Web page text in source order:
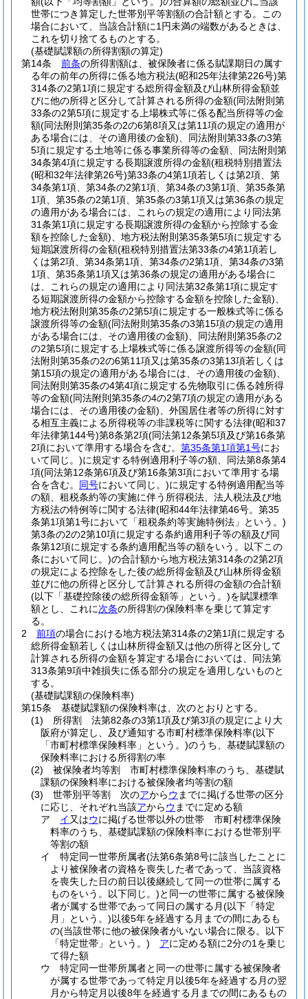
世帯につき算定した世帯別平等割額の合計額とする。
この
場合において、当該合計額に1円未満の端数があるときは、
これを切り捨てるものとする。
(基礎賦課額の所得割額の算定)
第14条
前条の所得割額は、被保険者に係る賦課期日の属す
る年の前年の所得に係る地方税法(昭和25年法律第226号)第
314条の2第1項に規定する総所得金額及び山林所得金額並
びに他の所得と区分して計算される所得の金額(同法附則第
33条の2第5項に規定する上場株式等に係る配当所得等の金
額(同法附則第35条の2の6第8項又は第11項の規定の適用が
ある場合には、その適用後の金額) 、同法附則第33条の3第
5項に規定する土地等に係る事業所得等の金額、同法附則第
34条第4項に規定する長期譲渡所得の金額(租税特別措置法
(昭和32年法律第26号)第33条の4第1項若しくは第2項、第
34条第1項、第34条の2第1項、第34条の3第1項、第35条第
1項、第35条の2第1項、第35条の3第1項又は第36条の規定
の適用がある場合には、これらの規定の適用により同法第
31条第1項に規定する長期譲渡所得の金額から控除する金
額を控除した金額) 、地方税法附則第35条第5項に規定する
短期譲渡所得の金額(租税特別措置法第33条の4第1項若し
くは第2項、第34条第1項、第34条の2第1項、第34条の3第
1項、第35条第1項又は第36条の規定の適用がある場合に
は、これらの規定の適用により同法第32条第1項に規定す
る短期譲渡所得の金額から控除する金額を控除した金額)
地方税法附則第35条の2第5項に規定する一般株式等に係る
譲渡所得等の金額(同法附則第35条の3第15項の規定の適用
がある場合には、その適用後の金額) 、同法附則第35条の2
の2第5項に規定する上場株式等に係る譲渡所得等の金額(同
法附則第35条の2の6第11項又は第35条の3第13項若しくは
第15項の規定の適用がある場合には、その適用後の金額)
同法附則第35条の4第4項に規定する先物取引に係る雑所得
等の金額(同法附則第35条の4の2第7項の規定の適用がある
場合には、その適用後の金額) 、外国居住者等の所得に対す
る相互主義による所得税等の非課税等に関する法律(昭和37
年法律第144号)第8条第2項(同法第12条第5項及び第16条第
2項において準用する場合を含む。 第35条第1項第1号にお
いて同じ。)に規定する特例適用利子等の額、同法第8条第4
項(同法第12条第6項及び第16条第3項において準用する場
合を含む。 同号において同じ。)に規定する特例適用配当等
の額、租税条約等の実施に伴う所得税法、法人税法及び地
方税法の特例等に関する法律(昭和44年法律第46号。第35
条第1項第1号において「租税条約等実施特例法」という。)
第3条の2の2第10項に規定する条約適用利子等の額及び同
条第12項に規定する条約適用配当等の額をいう。以下この
条において同じ。)の合計額から地方税法第314条の2第2項
の規定による控除をした後の総所得金額及び山林所得金額
並びに他の所得と区分して計算される所得の金額の合計額
(以下「基礎控除後の総所得金額等」という。)を賦課標準
額とし、これに次条の所得割の保険料率を乗じて算定す
る。
2
前項の場合における地方税法第314条の2第1項に規定する
総所得金額若しくは山林所得金額又は他の所得と区分して
計算される所得の金額を算定する場合においては、同法第
313条第9項中雑損失に係る部分の規定を適用しないものと
する。
(基礎賦課額の保険料率)
第15条
基礎賦課額の保険料率は、次のとおりとする。
(1)
所得割 法第82条の3第1項及び第3項の規定により大
阪府が算定し、及び通知する市町村標準保険料率(以下
「市町村標準保険料率」という。)のうち、基礎賦課額の
保険料率における所得割の率
(2)
被保険者均等割 市町村標準保険料率のうち、基礎賦
課額の保険料率における被保険者均等割の額
(3)
世帯別平等割 次のアからウ までに掲げる世帯の区分
に応じ、それぞれ当該アからウ までに定める額
ア
イ 又はウに掲げる世帯以外の世帯 市町村標準保険
料率のうち、基礎賦課額の保険料率における世帯別平
等割の額
イ
特定同一世帯所属者(法第6条第8号に該当したことに
より被保険者の資格を喪失した者であって、当該資格
を喪失した日の前日以後継続して同一の世帯に属する
ものをいう。以下同じ。)と同一の世帯に属する被保険
者が属する世帯であって同日の属する月(以下「特定
月」という。)以後5年を経過する月までの間にあるも
の(当該世帯に他の被保険者がいない場合に限る。以下
「特定世帯」という。)
アに定める額に2分の1を乗じ
て得た額
ウ
特定同一世帯所属者と同一の世帯に属する被保険者
が属する世帯であって特定月以後5年を経過する月の翌
月から特定月以後8年を経過する月までの間にあるもの